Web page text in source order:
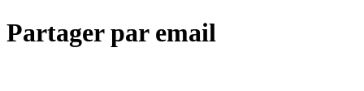
Partager par email